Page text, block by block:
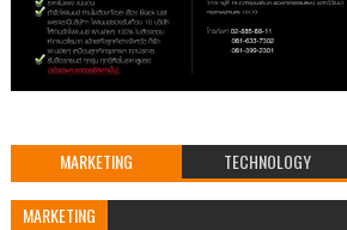
MARKETING TECHNOLOGY
MARKETING